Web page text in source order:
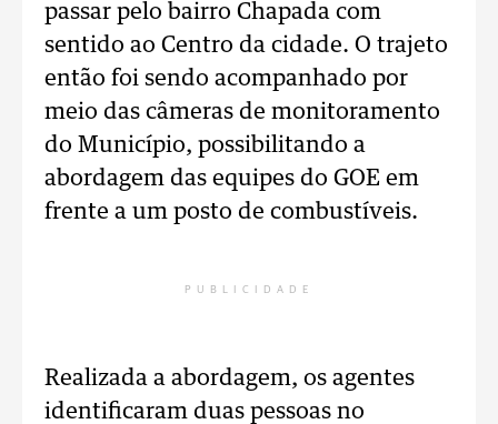
passar pelo bairro Chapada com
sentido ao Centro da cidade. O trajeto
então foi sendo acompanhado por
meio das câmeras de monitoramento
do Município, possibilitando a
abordagem das equipes do GOE em
frente a um posto de combustíveis.
PUBLICIDADE
Realizada a abordagem, os agentes
identificaram duas pessoas no